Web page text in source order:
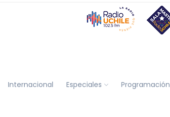
Internacional Especiales Programación